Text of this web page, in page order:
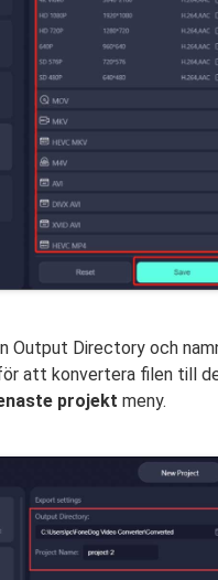
Output Directory och
att konvertera filen till
projekt meny.